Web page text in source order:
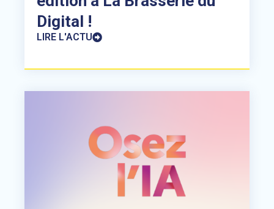
Digital !
LIRE L'ACTU